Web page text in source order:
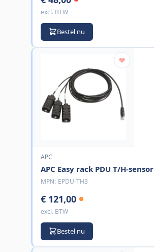
excl. BTW
Bestel nu
APC
APC Easy rack PDU T/H-sensor
MPN: EPDU-TH3
€ 121,00
excl. BTW
Bestel nu